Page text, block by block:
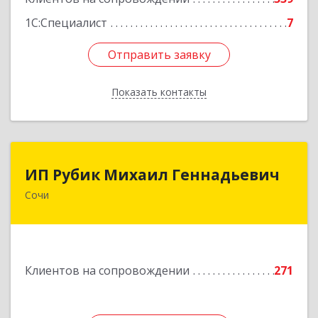
1С:Специалист
7
Отправить заявку
Показать контакты
Отправить заявку
Назад
ИП Рубик Михаил Геннадьевич
Сочи
Клиентов на сопровождении 271
ИП Рубик Михаил Геннадьевич